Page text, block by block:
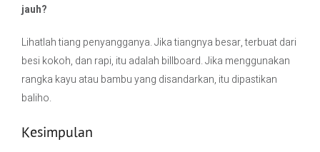
jauh?
Lihatlah tiang penyangganya. Jika tiangnya besar, terbuat dari
besi kokoh, dan rapi, itu adalah billboard. Jika menggunakan
rangka kayu atau bambu yang disandarkan, itu dipastikan
baliho.
Kesimpulan